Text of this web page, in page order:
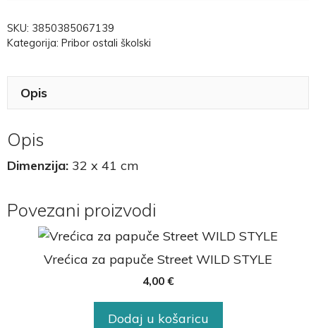
SKU: 3850385067139
Kategorija: Pribor ostali školski
Opis
Opis
Dimenzija: 32 x 41 cm
Povezani proizvodi
Vrećica za papuče Street WILD STYLE
4,00 €
Dodaj u košaricu